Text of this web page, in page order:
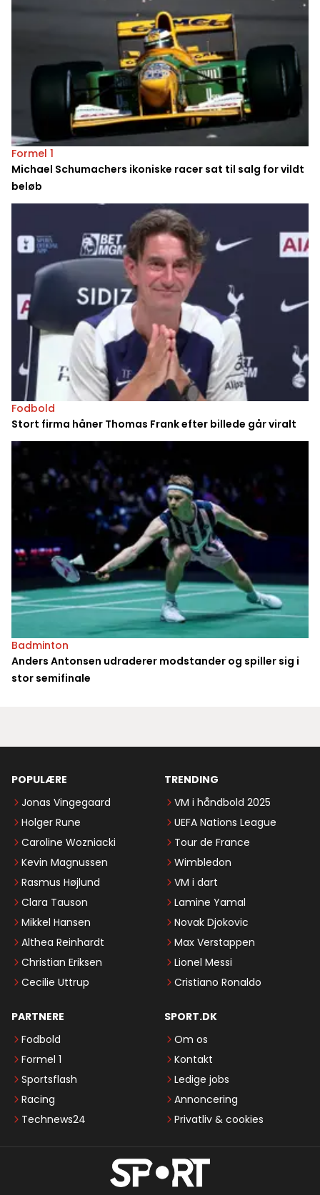
Formel 1
Michael Schumachers ikoniske racer sat til salg for vildt
beløb
Fodbold
Stort firma håner Thomas Frank efter billede går viralt
Badminton
Anders Antonsen udraderer modstander og spiller sig i
stor semifinale
POPULÆRE
Jonas Vingegaard
Holger Rune
Caroline Wozniacki
Kevin Magnussen
Rasmus Højlund
Clara Tauson
Mikkel Hansen
Althea Reinhardt
Christian Eriksen
Cecilie Uttrup
TRENDING
VM i håndbold 2025
UEFA Nations League
Tour de France
Wimbledon
VM i dart
Lamine Yamal
Novak Djokovic
Max Verstappen
Lionel Messi
Cristiano Ronaldo
PARTNERE
Fodbold
Formel 1
Sportsflash
Racing
Technews24
SPORT.DK
Om os
Kontakt
Ledige jobs
Annoncering
Privatliv & cookies